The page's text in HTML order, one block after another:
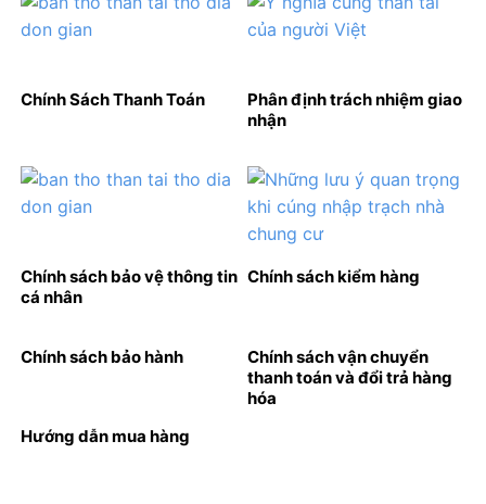
Chính Sách Thanh Toán
Phân định trách nhiệm giao
nhận
Chính sách bảo vệ thông tin
cá nhân
Chính sách kiểm hàng
Chính sách bảo hành
Chính sách vận chuyển
thanh toán và đổi trả hàng
hóa
Hướng dẫn mua hàng